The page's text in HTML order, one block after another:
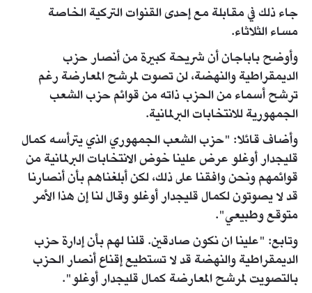
جاء ذلك في مقابلة مع إحدى القنوات التركية الخاصة
مساء الثلاثاء.
وأوضح باباجان أن شريحة كبيرة من أنصار حزب
الديمقراطية والنهضة، لن تصوت لمرشح المعارضة رغم
ترشح أسماء من الحزب ذاته من قوائم حزب الشعب
الجمهورية للانتخابات البرلمانية.
وأضاف قائلا: "حزب الشعب الجمهوري الذي يترأسه كمال
قليجدار أوغلو عرض علينا خوض الانتخابات البرلمانية من
قوائمهم ونحن وافقنا على ذلك، لكن أبلغناهم بأن أنصارنا
قد لا يصوتون لكمال قليجدار أوغلو وقال لنا إن هذا الأمر
متوقع وطبيعي".
وتابع: "علينا ان نكون صادقين. قلنا لهم بأن إدارة حزب
الديمقراطية والنهضة قد لا تستطيع إقناع أنصار الحزب
بالتصويت لمرشح المعارضة كمال قليجدار أوغلو".